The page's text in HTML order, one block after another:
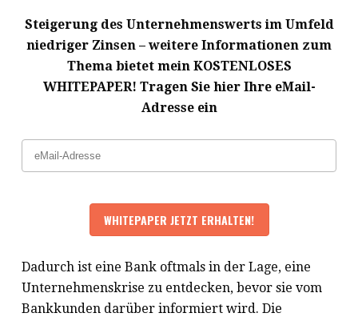
Steigerung des Unternehmenswerts im Umfeld
niedriger Zinsen – weitere Informationen zum
Thema bietet mein KOSTENLOSES
WHITEPAPER! Tragen Sie hier Ihre eMail-
Adresse ein
Dadurch ist eine Bank oftmals in der Lage, eine
Unternehmenskrise zu entdecken, bevor sie vom
Bankkunden darüber informiert wird. Die